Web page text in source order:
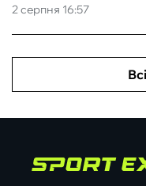
2 серпня 16:57